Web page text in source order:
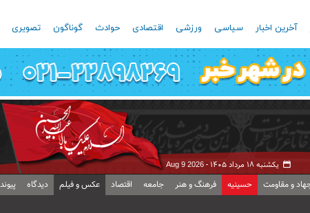
آخرین اخبار سیاسی ورزشی اقتصادی حوادث گوناگون تصویری